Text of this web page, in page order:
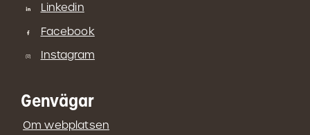
Linkedin
Facebook
Instagram
Genvägar
Om webplatsen